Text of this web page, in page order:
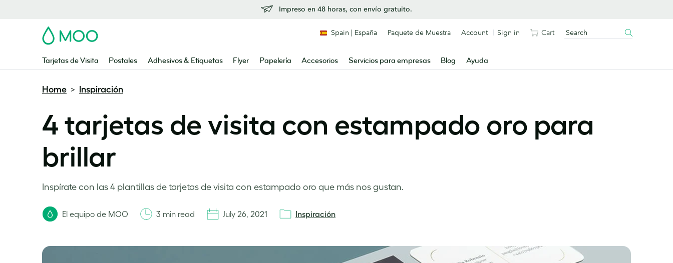
Impreso en 48 horas, con envío gratuito.
MOO
Tarjetas de Visita Postales Adhesivos & Etiquetas Flyer Papelería Accesorios Servicios para empresas Blog Ayuda
Spain | España Paquete de Muestra Account Sign in Cart
Home > Inspiración
4 tarjetas de visita con estampado oro para
brillar
Inspírate con las 4 plantillas de tarjetas de visita con estampado oro que más nos gustan.
El equipo de MOO 3 min read July 26, 2021 Inspiración